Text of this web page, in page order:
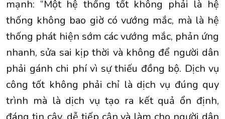
mạnh: “Một hệ thống tốt không phải là hệ
thống không bao giờ có vướng mắc, mà là hệ
thống phát hiện sớm các vướng mắc, phản ứng
nhanh, sửa sai kịp thời và không để người dân
phải gánh chi phí vì sự thiếu đồng bộ. Dịch vụ
công tốt không phải chỉ là dịch vụ đúng quy
trình mà là dịch vụ tạo ra kết quả ổn định,